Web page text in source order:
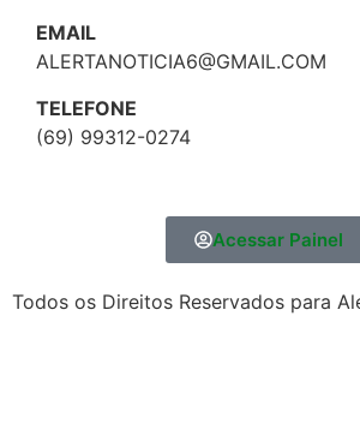
EMAIL
ALERTANOTICIA6@GMAIL.COM
TELEFONE
(69) 99312-0274
Acessar Painel
Todos os Direitos Reservados para